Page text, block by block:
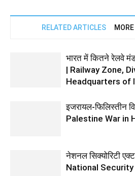
RELATED ARTICLES
भारत में कितने रेलवे
| Railway Zone,
Headquarters of
इजरायल-फिलिस्तीन
Palestine War in
नेशनल सिक्योरिटी
National